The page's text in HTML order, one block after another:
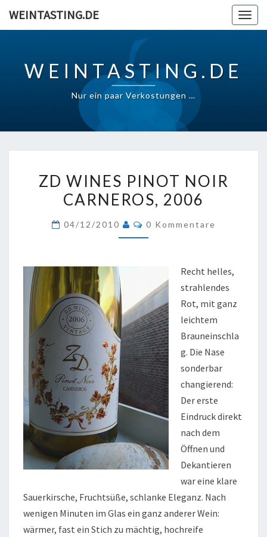
WEINTASTING.DE
WEINTASTING.DE
Nur ein paar Verkostungen …
WINES
PINOT
CARNEROS,
ZD WINES PINOT NOIR
CARNEROS, 2006
04/12/2010 Kommentare
0 Kommentare
Recht helles,
strahlendes
Rot, mit ganz
leichtem
Brauneinschla
g. Die Nase
sonderbar
changierend:
Der erste
Eindruck direkt
nach dem
Öffnen und
Dekantieren
war eine klare
Sauerkirsche, Fruchtsüße, schlanke Eleganz. Nach
wenigen Minuten im Glas ein ganz anderer Wein:
wärmer, fast ein Stich zu mächtig, hochreife